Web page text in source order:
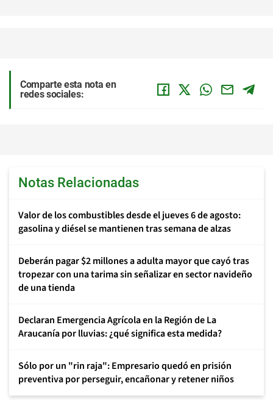
Comparte esta nota en
redes sociales:
Notas Relacionadas
Valor de los combustibles desde el jueves 6 de agosto:
gasolina y diésel se mantienen tras semana de alzas
Deberán pagar $2 millones a adulta mayor que cayó tras
tropezar con una tarima sin señalizar en sector navideño
de una tienda
Declaran Emergencia Agrícola en la Región de La
Araucanía por lluvias: ¿qué significa esta medida?
Sólo por un "rin raja": Empresario quedó en prisión
preventiva por perseguir, encañonar y retener niños